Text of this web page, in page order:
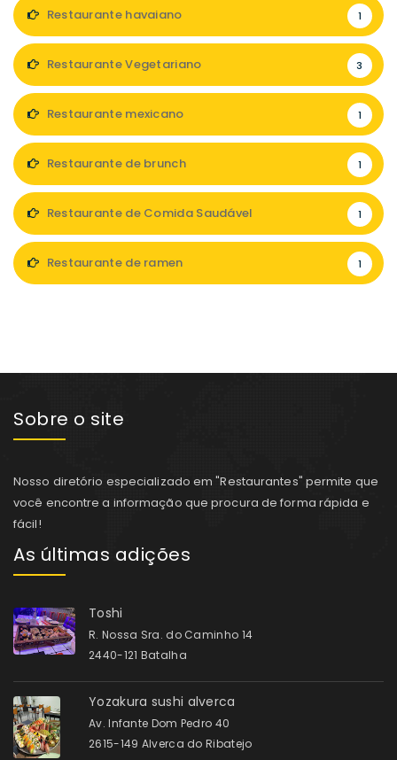
Restaurante havaiano 1
Restaurante Vegetariano 3
Restaurante mexicano 1
Restaurante de brunch 1
Restaurante de Comida Saudável 1
Restaurante de ramen 1
Sobre o site
Nosso diretório especializado em "Restaurantes" permite que
você encontre a informação que procura de forma rápida e
fácil!
As últimas adições
Toshi
R. Nossa Sra. do Caminho 14
2440-121 Batalha
Yozakura sushi alverca
Av. Infante Dom Pedro 40
2615-149 Alverca do Ribatejo